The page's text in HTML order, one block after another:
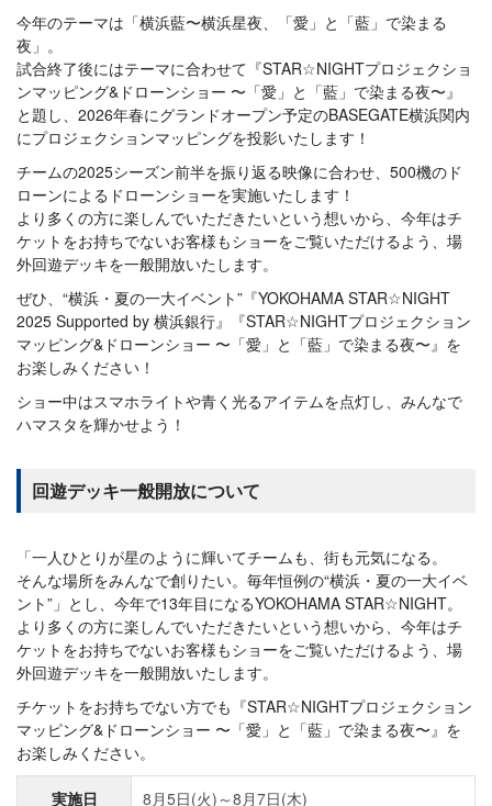
今年のテーマは「横浜藍〜横浜星夜、「愛」と「藍」で染まる
夜」。
試合終了後にはテーマに合わせて『STAR☆NIGHTプロジェクショ
ンマッピング&ドローンショー 〜「愛」と「藍」で染まる夜〜』
と題し、2026年春にグランドオープン予定のBASEGATE横浜関内
にプロジェクションマッピングを投影いたします！
チームの2025シーズン前半を振り返る映像に合わせ、500機のド
ローンによるドローンショーを実施いたします！
より多くの方に楽しんでいただきたいという想いから、今年はチ
ケットをお持ちでないお客様もショーをご覧いただけるよう、場
外回遊デッキを一般開放いたします。
ぜひ、“横浜・夏の一大イベント”『YOKOHAMA STAR☆NIGHT
2025 Supported by 横浜銀行』『STAR☆NIGHTプロジェクション
マッピング&ドローンショー 〜「愛」と「藍」で染まる夜〜』を
お楽しみください！
ショー中はスマホライトや青く光るアイテムを点灯し、みんなで
ハマスタを輝かせよう！
回遊デッキ一般開放について
「一人ひとりが星のように輝いてチームも、街も元気になる。
そんな場所をみんなで創りたい。毎年恒例の“横浜・夏の一大イベ
ント”」とし、今年で13年目になるYOKOHAMA STAR☆NIGHT。
より多くの方に楽しんでいただきたいという想いから、今年はチ
ケットをお持ちでないお客様もショーをご覧いただけるよう、場
外回遊デッキを一般開放いたします。
チケットをお持ちでない方でも『STAR☆NIGHTプロジェクション
マッピング&ドローンショー 〜「愛」と「藍」で染まる夜〜』を
お楽しみください。
実施日 8月5日(火)～8月7日(木)